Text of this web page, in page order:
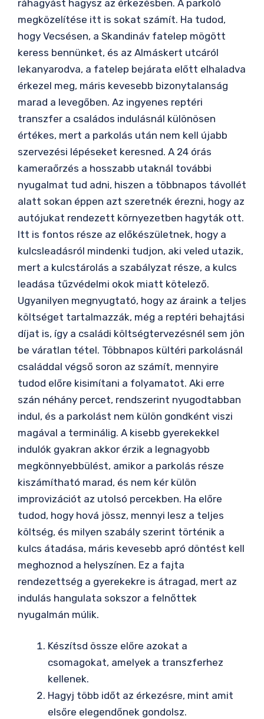
ráhagyást hagysz az érkezésben. A parkoló
megközelítése itt is sokat számít. Ha tudod,
hogy Vecsésen, a Skandináv fatelep mögött
keress bennünket, és az Almáskert utcáról
lekanyarodva, a fatelep bejárata előtt elhaladva
érkezel meg, máris kevesebb bizonytalanság
marad a levegőben. Az ingyenes reptéri
transzfer a családos indulásnál különösen
értékes, mert a parkolás után nem kell újabb
szervezési lépéseket keresned. A 24 órás
kameraőrzés a hosszabb utaknál további
nyugalmat tud adni, hiszen a többnapos távollét
alatt sokan éppen azt szeretnék érezni, hogy az
autójukat rendezett környezetben hagyták ott.
Itt is fontos része az előkészületnek, hogy a
kulcsleadásról mindenki tudjon, aki veled utazik,
mert a kulcstárolás a szabályzat része, a kulcs
leadása tűzvédelmi okok miatt kötelező.
Ugyanilyen megnyugtató, hogy az áraink a teljes
költséget tartalmazzák, még a reptéri behajtási
díjat is, így a családi költségtervezésnél sem jön
be váratlan tétel. Többnapos kültéri parkolásnál
családdal végső soron az számít, mennyire
tudod előre kisimítani a folyamatot. Aki erre
szán néhány percet, rendszerint nyugodtabban
indul, és a parkolást nem külön gondként viszi
magával a terminálig. A kisebb gyerekekkel
indulók gyakran akkor érzik a legnagyobb
megkönnyebbülést, amikor a parkolás része
kiszámítható marad, és nem kér külön
improvizációt az utolsó percekben. Ha előre
tudod, hogy hová jössz, mennyi lesz a teljes
költség, és milyen szabály szerint történik a
kulcs átadása, máris kevesebb apró döntést kell
meghoznod a helyszínen. Ez a fajta
rendezettség a gyerekekre is átragad, mert az
indulás hangulata sokszor a felnőttek
nyugalmán múlik.
Készítsd össze előre azokat a
csomagokat, amelyek a transzferhez
kellenek.
Hagyj több időt az érkezésre, mint amit
elsőre elegendőnek gondolsz.